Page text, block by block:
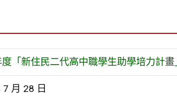
「新住民二代高中職學生助學培力計畫
月 28 日